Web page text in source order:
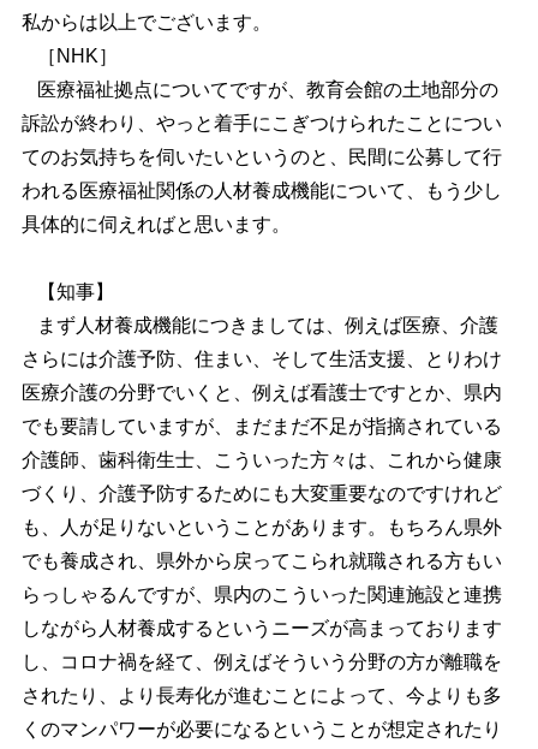
私からは以上でございます。
［NHK］
医療福祉拠点についてですが、教育会館の土地部分の
訴訟が終わり、やっと着手にこぎつけられたことについ
てのお気持ちを伺いたいというのと、民間に公募して行
われる医療福祉関係の人材養成機能について、もう少し
具体的に伺えればと思います。
【知事】
まず人材養成機能につきましては、例えば医療、介護
さらには介護予防、住まい、そして生活支援、とりわけ
医療介護の分野でいくと、例えば看護士ですとか、県内
でも要請していますが、まだまだ不足が指摘されている
介護師、歯科衛生士、こういった方々は、これから健康
づくり、介護予防するためにも大変重要なのですけれど
も、人が足りないということがあります。もちろん県外
でも養成され、県外から戻ってこられ就職される方もい
らっしゃるんですが、県内のこういった関連施設と連携
しながら人材養成するというニーズが高まっております
し、コロナ禍を経て、例えばそういう分野の方が離職を
されたり、より長寿化が進むことによって、今よりも多
くのマンパワーが必要になるということが想定されたり